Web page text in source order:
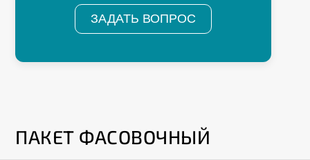
ЗАДАТЬ ВОПРОС
ПАКЕТ ФАСОВОЧНЫЙ